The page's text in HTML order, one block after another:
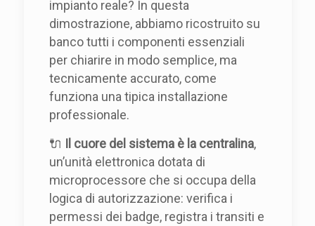
impianto reale? In questa
dimostrazione, abbiamo ricostruito su
banco tutti i componenti essenziali
per chiarire in modo semplice, ma
tecnicamente accurato, come
funziona una tipica installazione
professionale.
🔌 Il cuore del sistema è la centralina,
un’unità elettronica dotata di
microprocessore che si occupa della
logica di autorizzazione: verifica i
permessi dei badge, registra i transiti e